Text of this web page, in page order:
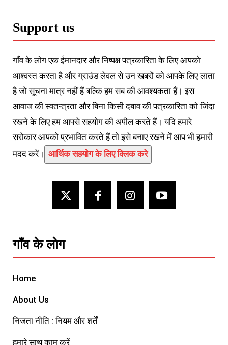
Support us
गाँव के लोग एक ईमानदार और निष्पक्ष पत्रकारिता के लिए आपको
आश्वस्त करता है और ग्राउंड लेवल से उन खबरों को आपके लिए लाता
है जो सूचना मात्र नहीं हैं बल्कि हम सब की आवश्यकता हैं। इस
आवाज की स्वतन्त्रता और बिना किसी दबाव की पत्रकारिता को जिंदा
रखने के लिए हम आपसे सहयोग की अपील करते हैं। यदि हमारे
सरोकार आपको प्रभावित करते हैं तो इसे बनाए रखने में आप भी हमारी
मदद करें। आर्थिक सहयोग के लिए क्लिक करे
गाँव के लोग
Home
About Us
निजता नीति : नियम और शर्तें
हमारे साथ काम करें